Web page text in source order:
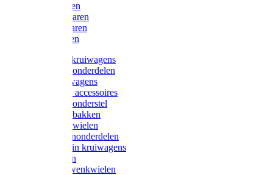
Snoeischaren
Heggenscharen
Takkenscharen
Snoeimessen
Landbouwkruiwagens
Kruiwagenonderdelen
Bouwkruiwagens
Kruiwagen accessoires
Kruiwagenonderstel
Kruiwagenbakken
Kruiwagenwielen
Steekwagenonderdelen
Huis en Tuin kruiwagens
Steekwagen
Bok- en Zwenkwielen